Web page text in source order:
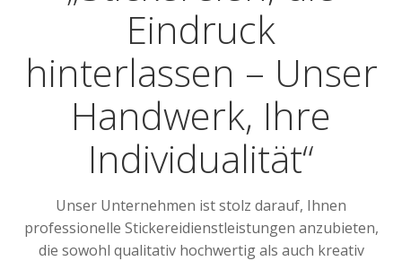
Eindruck
hinterlassen – Unser
Handwerk, Ihre
Individualität“
Unser Unternehmen ist stolz darauf, Ihnen
professionelle Stickereidienstleistungen anzubieten,
die sowohl qualitativ hochwertig als auch kreativ